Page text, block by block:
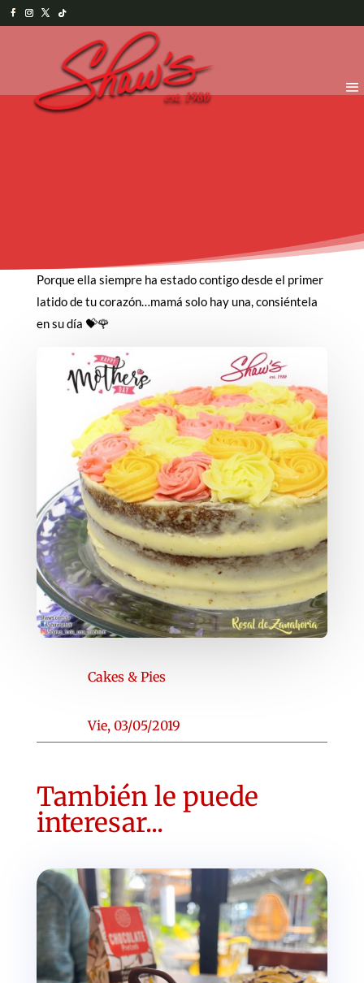
Porque ella siempre ha estado contigo desde el primer
latido de tu corazón…mamá solo hay una, consiéntela
en su día 💝🌹
Cakes & Pies
Vie, 03/05/2019
También le puede
interesar...